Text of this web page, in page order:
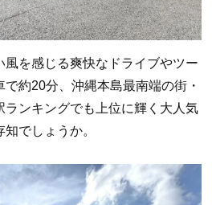
を感じる爽快なドライブやツー
約20分、沖縄本島最南端の街・
ランキングでも上位に輝く大人気
でしょうか。